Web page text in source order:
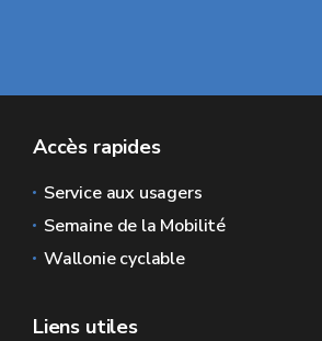
Accès rapides
Service aux usagers
Semaine de la Mobilité
Wallonie cyclable
Liens utiles